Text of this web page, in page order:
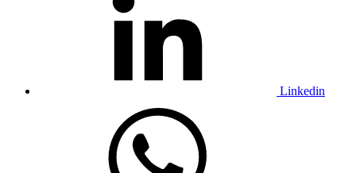
Linkedin